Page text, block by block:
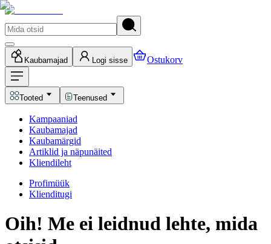
Kaubamajad Logi sisse Ostukorv
Tooted Teenused
Kampaaniad
Kaubamajad
Kaubamärgid
Artiklid ja näpunäited
Kliendileht
Profimüük
Klienditugi
Oih! Me ei leidnud lehte, mida